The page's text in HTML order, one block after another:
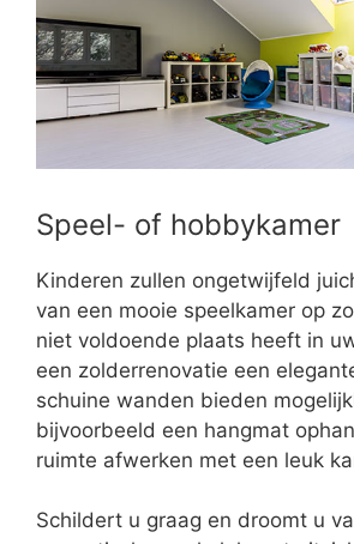
Speel- of hobbykamer
Kinderen zullen ongetwijfeld
van een mooie speelkamer op
niet voldoende plaats heeft in
een zolderrenovatie een
schuine wanden bieden
bijvoorbeeld een hangmat
ruimte afwerken met een leuk
Schildert u graag en droomt u